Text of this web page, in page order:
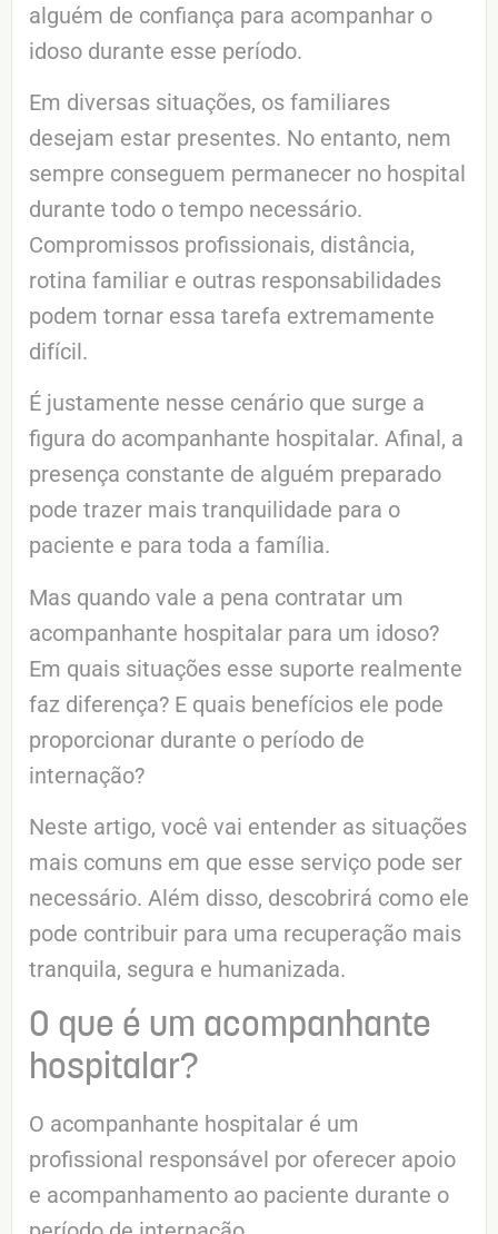
alguém de confiança para acompanhar o
idoso durante esse período.
Em diversas situações, os familiares
desejam estar presentes. No entanto, nem
sempre conseguem permanecer no hospital
durante todo o tempo necessário.
Compromissos profissionais, distância,
rotina familiar e outras responsabilidades
podem tornar essa tarefa extremamente
difícil.
É justamente nesse cenário que surge a
figura do acompanhante hospitalar. Afinal, a
presença constante de alguém preparado
pode trazer mais tranquilidade para o
paciente e para toda a família.
Mas quando vale a pena contratar um
acompanhante hospitalar para um idoso?
Em quais situações esse suporte realmente
faz diferença? E quais benefícios ele pode
proporcionar durante o período de
internação?
Neste artigo, você vai entender as situações
mais comuns em que esse serviço pode ser
necessário. Além disso, descobrirá como ele
pode contribuir para uma recuperação mais
tranquila, segura e humanizada.
O que é um acompanhante
hospitalar?
O acompanhante hospitalar é um
profissional responsável por oferecer apoio
e acompanhamento ao paciente durante o